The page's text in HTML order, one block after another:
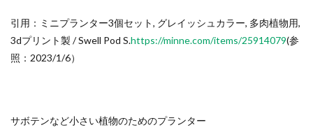
引用：ミニプランター3個セット, グレイッシュカラー, 多肉植物用,
3dプリント製 / Swell Pod S.https://minne.com/items/25914079(参
照：2023/1/6）
サボテンなど小さい植物のためのプランター